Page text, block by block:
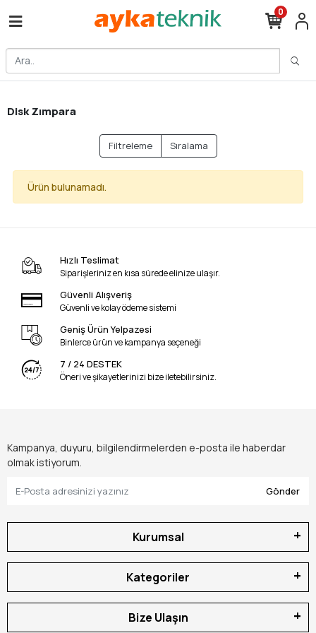
0
Disk Zımpara
Filtreleme Sıralama
Ürün bulunamadı.
Hızlı Teslimat
Siparişleriniz en kısa sürede elinize ulaşır.
Güvenli Alışveriş
Güvenli ve kolay ödeme sistemi
Geniş Ürün Yelpazesi
Binlerce ürün ve kampanya seçeneği
7 / 24 DESTEK
Öneri ve şikayetlerinizi bize iletebilirsiniz.
Kampanya, duyuru, bilgilendirmelerden e-posta ile haberdar
olmak istiyorum.
Gönder
Kurumsal
Kategoriler
Bize Ulaşın